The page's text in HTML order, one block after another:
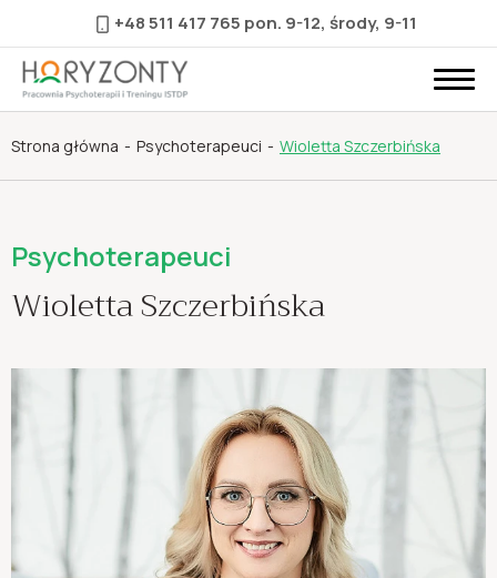
+48 511 417 765 pon. 9-12, środy, 9-11
Strona główna Psychoterapeuci Wioletta Szczerbińska
Psychoterapeuci
Wioletta Szczerbińska